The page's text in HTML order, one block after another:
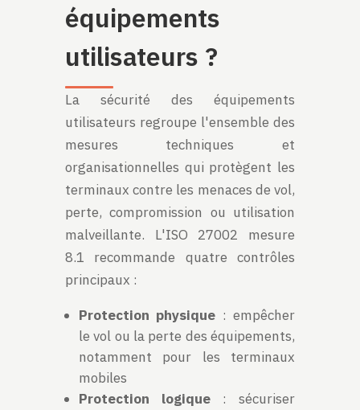
équipements
utilisateurs ?
La sécurité des équipements
utilisateurs regroupe l'ensemble des
mesures techniques et
organisationnelles qui protègent les
terminaux contre les menaces de vol,
perte, compromission ou utilisation
malveillante. L'ISO 27002 mesure
8.1 recommande quatre contrôles
principaux :
Protection physique : empêcher
le vol ou la perte des équipements,
notamment pour les terminaux
mobiles
Protection logique: sécuriser